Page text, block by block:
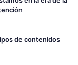
de contenidos